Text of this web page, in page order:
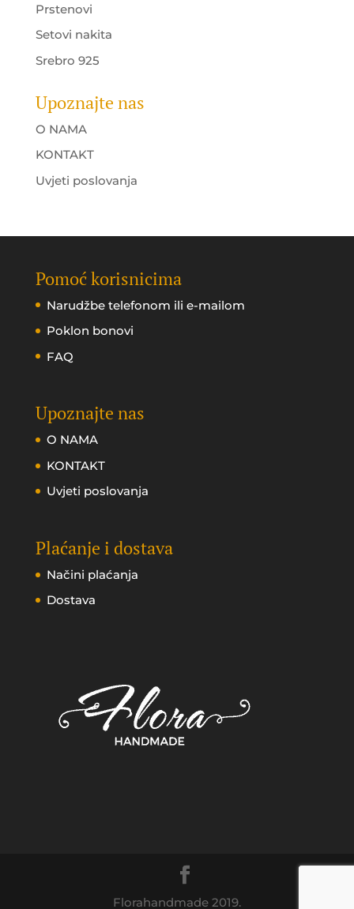
Prstenovi
Setovi nakita
Srebro 925
Upoznajte nas
O NAMA
KONTAKT
Uvjeti poslovanja
Pomoć korisnicima
Narudžbe telefonom ili e-mailom
Poklon bonovi
FAQ
Upoznajte nas
O NAMA
KONTAKT
Uvjeti poslovanja
Plaćanje i dostava
Načini plaćanja
Dostava
Florahandmade 2019.